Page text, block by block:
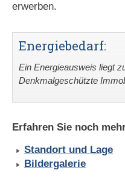
erwerben.
Energiebedarf:
Ein Energieausweis liegt
Denkmalgeschützte
Erfahren Sie noch
Standort und Lage
Bildergalerie